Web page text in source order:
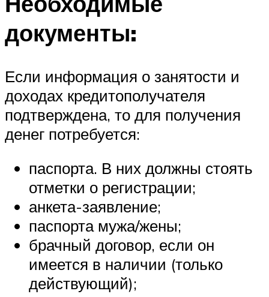
документы:
Если информация о занятости и
доходах кредитополучателя
подтверждена, то для получения
денег потребуется:
паспорта. В них должны стоять
отметки о регистрации;
анкета-заявление;
паспорта мужа/жены;
брачный договор, если он
имеется в наличии (только
действующий);